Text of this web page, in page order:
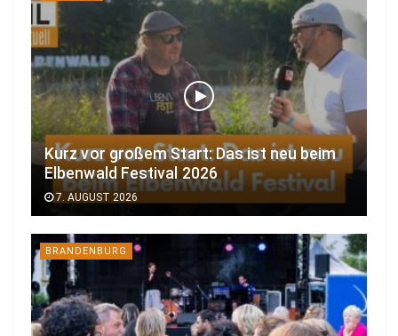
Kurz vor großem Start: Das ist neu beim
Elbenwald Festival 2026
7. AUGUST 2026
BRANDENBURG